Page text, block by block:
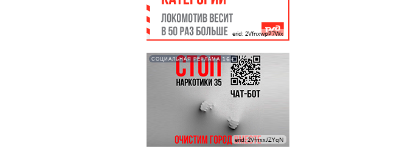
erid: 2VfnxwpP7Wx
СОЦИАЛЬНАЯ РЕКЛАМА 16+
erid: 2VfnxxJZYqN